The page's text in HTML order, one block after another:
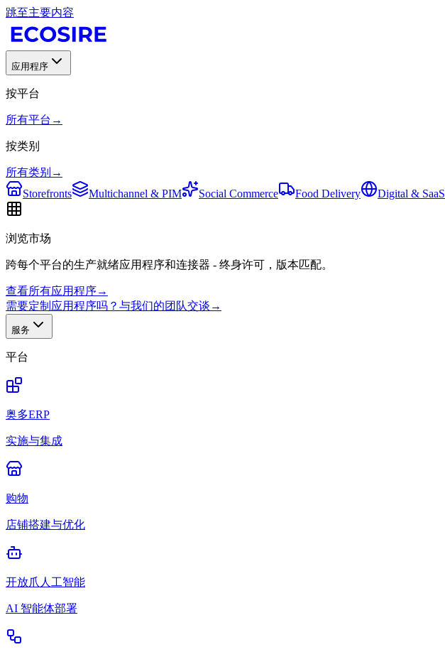
跳至主要内容
应用程序
按平台
所有平台 →
按类别
所有类别 →
Storefronts
Multichannel & PIM Social Commerce Food Delivery Digital & SaaS
浏览市场
跨每个平台的生产就绪应用程序和连接器 - 终身许可，版本匹配。
查看所有应用程序→
需要定制应用程序吗？与我们的团队交谈 →
服务
平台
奥多ERP
实施与集成
购物
店铺搭建与优化
开放爪人工智能
AI 智能体部署